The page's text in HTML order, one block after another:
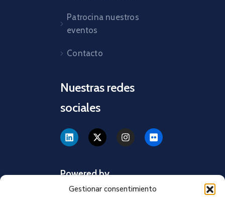
Gestionar consentimiento
Patrocina nuestros
eventos
Contacto
Nuestras redes
sociales
Powered by